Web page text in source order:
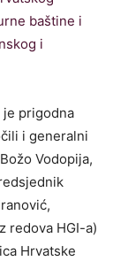
baštine i
i
je prigodna
i generalni
Vodopija,
redova HGI-a)
Hrvatske